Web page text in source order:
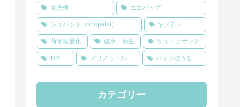
食洗機 エコバッグ
シュパット（shupatto） キッチン
荷物軽量化 健康・衛生 リュックサック
DIY メリノウール パックぼうる
カテゴリー